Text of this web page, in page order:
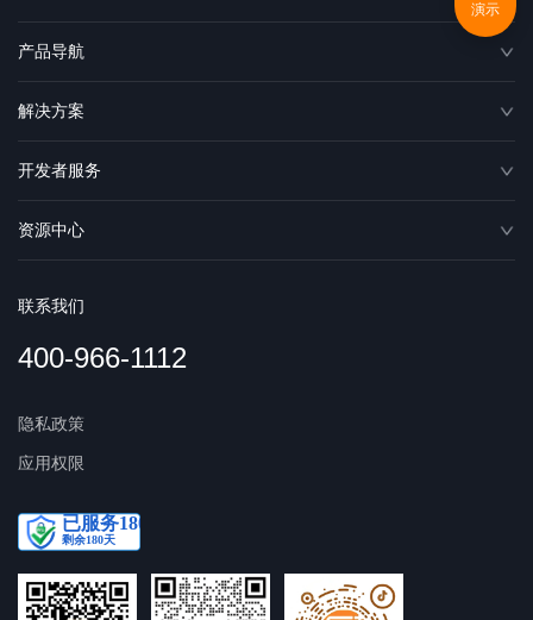
产品导航
解决方案
开发者服务
资源中心
联系我们
400-966-1112
隐私政策
应用权限
演示